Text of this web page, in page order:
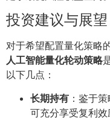
投资建议与展望
对于希望配置量化策略
人工智能量化轮动策略
以下几点：
长期持有 ：鉴于
可充分享受复利效